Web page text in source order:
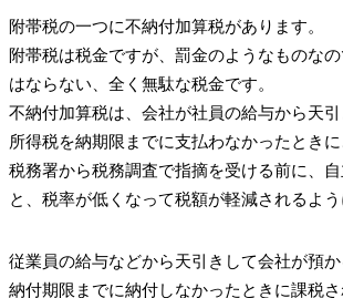
附帯税の一つに不納付加算税があります。
附帯税は税金ですが、罰金のようなものな
はならない、全く無駄な税金です。
不納付加算税は、会社が社員の給与から天
所得税を納期限までに支払わなかったときに
税務署から税務調査で指摘を受ける前に、
と、税率が低くなって税額が軽減されるよう
従業員の給与などから天引きして会社が預か
納付期限までに納付しなかったときに課税